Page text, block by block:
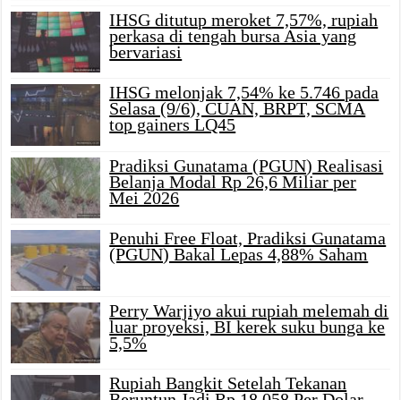
IHSG ditutup meroket 7,57%, rupiah
perkasa di tengah bursa Asia yang
bervariasi
IHSG melonjak 7,54% ke 5.746 pada
Selasa (9/6), CUAN, BRPT, SCMA
top gainers LQ45
Pradiksi Gunatama (PGUN) Realisasi
Belanja Modal Rp 26,6 Miliar per
Mei 2026
Penuhi Free Float, Pradiksi Gunatama
(PGUN) Bakal Lepas 4,88% Saham
Perry Warjiyo akui rupiah melemah di
luar proyeksi, BI kerek suku bunga ke
5,5%
Rupiah Bangkit Setelah Tekanan